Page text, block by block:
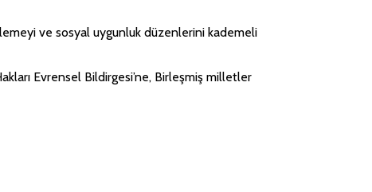
ve sosyal uygunluk düzenlerini kademeli
Evrensel Bildirgesi’ne, Birleşmiş milletler